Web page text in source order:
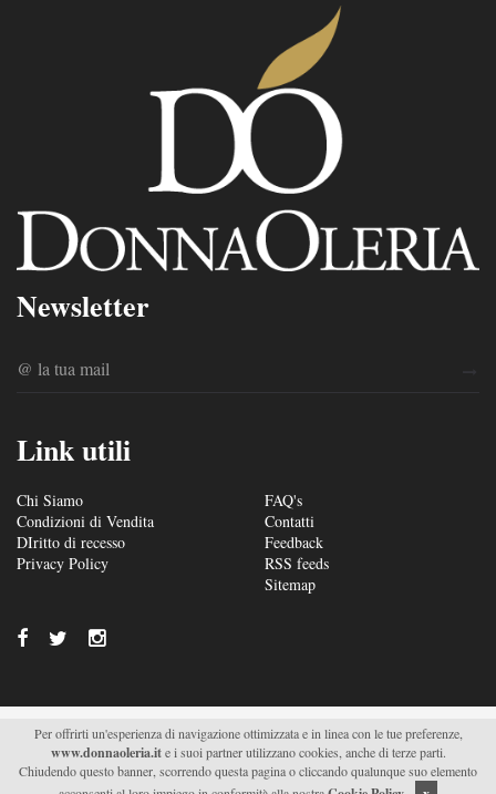
Newsletter
Link utili
Chi Siamo
Condizioni di Vendita
DIritto di recesso
Privacy Policy
FAQ's
Contatti
Feedback
RSS feeds
Sitemap
© 2026/2027 Soc. Agr. Donna Oleria s.r.l. - Via S. Fili –
C.da Saetta 19 – Monteroni di Lecce (LE) - P.IVA
04511470751 | Supported by Moviweb
Per offrirti un'esperienza di navigazione ottimizzata e in linea con le tue preferenze,
www.donnaoleria.ite i suoi partner utilizzano cookies, anche di terze parti.
Chiudendo questo banner, scorrendo questa pagina o cliccando qualunque suo elemento